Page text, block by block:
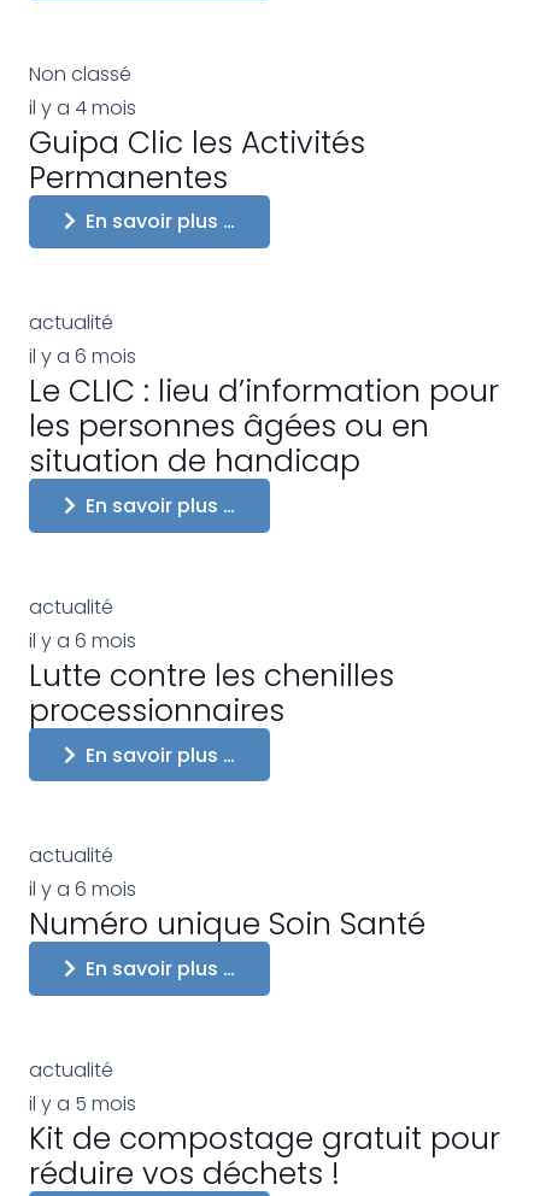
Non classé
il y a 4 mois
Guipa Clic les Activités
Permanentes
En savoir plus …
actualité
il y a 6 mois
Le CLIC : lieu d’information pour
les personnes âgées ou en
situation de handicap
En savoir plus …
actualité
il y a 6 mois
Lutte contre les chenilles
processionnaires
En savoir plus …
actualité
il y a 6 mois
Numéro unique Soin Santé
En savoir plus …
actualité
il y a 5 mois
Kit de compostage gratuit pour
réduire vos déchets !